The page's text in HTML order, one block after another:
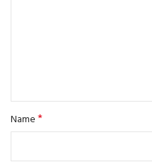
Name*